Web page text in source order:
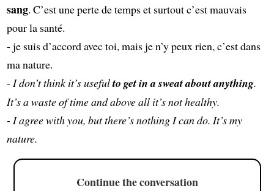
sang. C’est une perte de temps et surtout c’est mauvais
pour la santé.
- je suis d’accord avec toi, mais je n’y peux rien, c’est dans
ma nature.
- I don’t think it’s usefulto get in a sweat about anything.
It’s a waste of time and above all it’s not healthy.
- I agree with you, but there’s nothing I can do. It’s my
nature.
Continue the conversation